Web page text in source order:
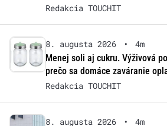
Redakcia TOUCHIT
8. augusta 2026 •
4m
Menej soli aj cukru. Výživová
prečo sa domáce zaváranie
Redakcia TOUCHIT
8. augusta 2026 •
4m